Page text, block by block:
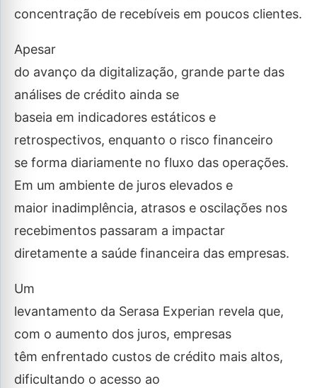
concentração de recebíveis em poucos clientes.
Apesar
do avanço da digitalização, grande parte das
análises de crédito ainda se
baseia em indicadores estáticos e
retrospectivos, enquanto o risco financeiro
se forma diariamente no fluxo das operações.
Em um ambiente de juros elevados e
maior inadimplência, atrasos e oscilações nos
recebimentos passaram a impactar
diretamente a saúde financeira das empresas.
Um
levantamento da Serasa Experian revela que,
com o aumento dos juros, empresas
têm enfrentado custos de crédito mais altos,
dificultando o acesso ao